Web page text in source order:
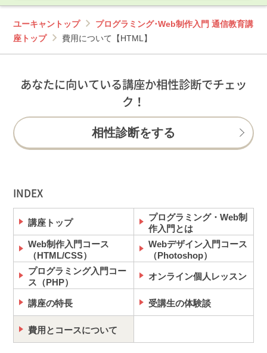
ユーキャントップ
プログラミング･Web制作入門 通信教育講
座トップ
費用について【HTML】
あなたに向いている講座か相性診断でチェッ
ク！
相性診断をする
INDEX
講座トップ
プログラミング・Web制
作入門とは
Web制作入門コース
（HTML/CSS）
Webデザイン入門コース
（Photoshop）
プログラミング入門コー
ス（PHP）
オンライン個人レッスン
講座の特長 受講生の体験談
費用とコースについて